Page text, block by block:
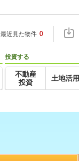
最近見た物件 0
投資する
不動産
投資
土地活用